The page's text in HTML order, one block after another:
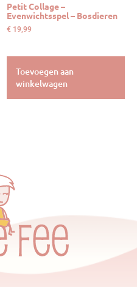
Petit Collage –
Evenwichtsspel – Bosdieren
€ 19,99
Toevoegen aan
winkelwagen